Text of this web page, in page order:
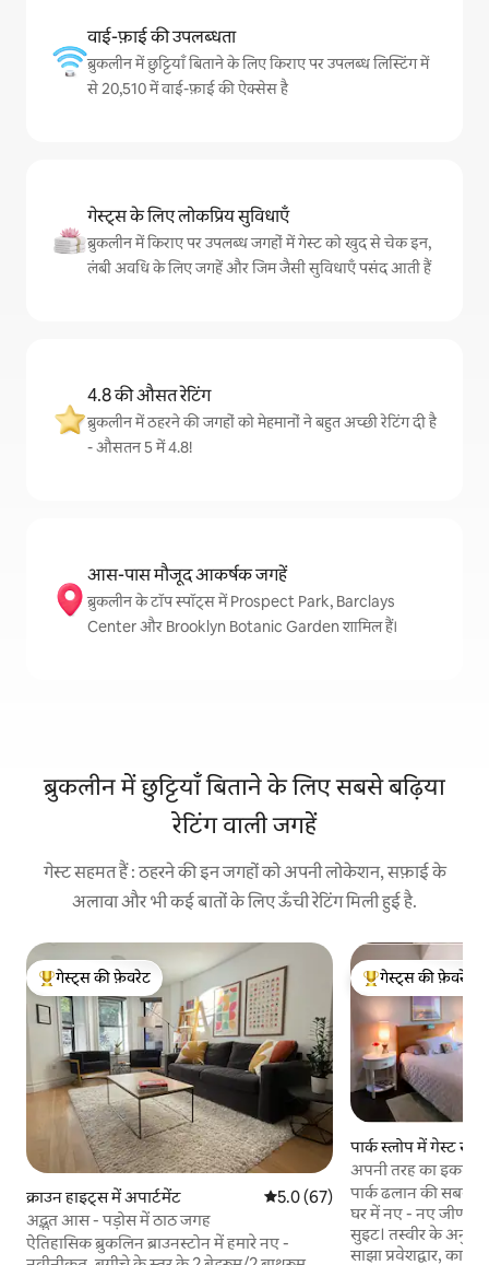
वाई-फ़ाई की उपलब्धता
ब्रुकलीन में छुट्टियाँ बिताने के लिए किराए पर उपलब्ध लिस्टिंग में
से 20,510 में वाई-फ़ाई की ऐक्सेस है
गेस्ट्स के लिए लोकप्रिय सुविधाएँ
ब्रुकलीन में किराए पर उपलब्ध जगहों में गेस्ट को खुद से चेक इन,
लंबी अवधि के लिए जगहें और जिम जैसी सुविधाएँ पसंद आती हैं
4.8 की औसत रेटिंग
ब्रुकलीन में ठहरने की जगहों को मेहमानों ने बहुत अच्छी रेटिंग दी है
- औसतन 5 में 4.8!
आस-पास मौजूद आकर्षक जगहें
ब्रुकलीन के टॉप स्पॉट्स में Prospect Park, Barclays
Center और Brooklyn Botanic Garden शामिल हैं।
ब्रुकलीन में छुट्टियाँ बिताने के लिए सबसे बढ़िया
रेटिंग वाली जगहें
गेस्ट सहमत हैं : ठहरने की इन जगहों को अपनी लोकेशन, सफ़ाई के
अलावा और भी कई बातों के लिए ऊँची रेटिंग मिली हुई है.
गेस्ट्स का टॉप फ़ेवरेट
गेस्ट्स की फ़ेवरेट
क्राउन हाइट्स में अपार्टमेंट औसत रेटिंग 5 में से 5.0, 67 समीक्षाएँ
5.0 (67)
अद्भुत आस - पड़ोस में ठाठ जगह
ऐतिहासिक ब्रुकलिन ब्राउनस्टोन में हमारे नए -
गेस्ट्स का टॉप फ़ेवरेट
गेस्ट्स की फ़ेवरेट
पार्क स्लोप में गेस्ट सुइट
अपनी तरह का
पार्क ढलान की सबसे
घर में नए - नए
सुइट। तस्वीर के
साझा प्रवेशद्वार,